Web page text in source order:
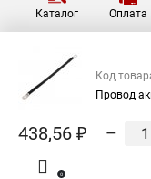
Каталог Оплата
Код
Провод
438,56 ₽ –
0